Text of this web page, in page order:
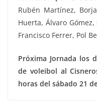
Rubén Martínez,
Huerta, Álvaro
Francisco Ferrer, Pol
Próxima Jornada los
de voleibol al
horas del sábado 21